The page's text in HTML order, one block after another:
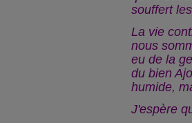
souffert
La vie
nous
eu de la
du bien
humide,
J'espère